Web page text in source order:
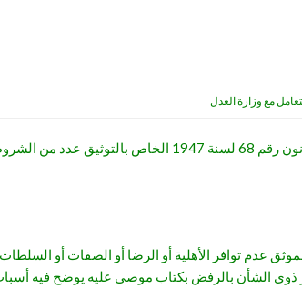
مع وزارة العدل
وقد حدد القانون رقم 103 لسنة 1976 بشأن تعديل بعض
عدم توافر الأهلية أو الرضا أو الصفات أو
ذوى الشأن بالرفض بكتاب موصى عليه يوضح فيه